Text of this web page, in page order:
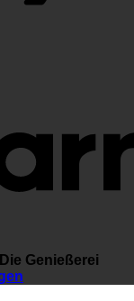
Die Genießerei